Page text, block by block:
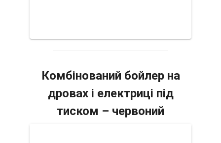
Комбінований бойлер на
дровах і електриці під
тиском – червоний